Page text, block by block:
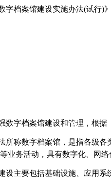
字档案馆建设实施办法(试行)
数字档案馆建设和管理，根
所称数字档案馆，是指各级
业务活动，具有数字化、网
设主要包括基础设施、应用